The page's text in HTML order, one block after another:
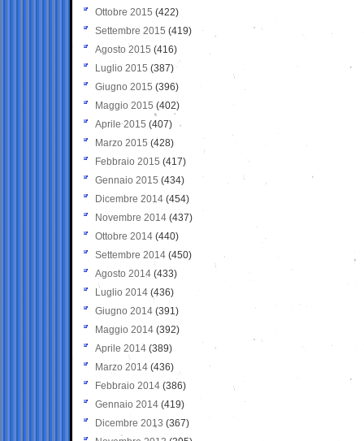
Ottobre 2015 (422)
Settembre 2015 (419)
Agosto 2015 (416)
Luglio 2015 (387)
Giugno 2015 (396)
Maggio 2015 (402)
Aprile 2015 (407)
Marzo 2015 (428)
Febbraio 2015 (417)
Gennaio 2015 (434)
Dicembre 2014 (454)
Novembre 2014 (437)
Ottobre 2014 (440)
Settembre 2014 (450)
Agosto 2014 (433)
Luglio 2014 (436)
Giugno 2014 (391)
Maggio 2014 (392)
Aprile 2014 (389)
Marzo 2014 (436)
Febbraio 2014 (386)
Gennaio 2014 (419)
Dicembre 2013 (367)